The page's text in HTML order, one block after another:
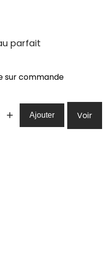
parfait
sur commande
+ Ajouter Voir